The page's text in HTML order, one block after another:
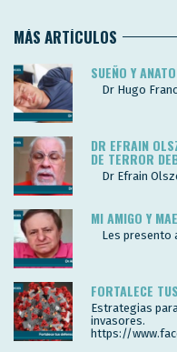
MÁS ARTÍCULOS
SUEÑO Y
Dr Hugo
DR EFRAIN
DE TERROR
Dr Efrain
MI AMIGO Y
Les presento
FORTALECE
Estrategias
invasores.
https://